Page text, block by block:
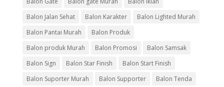
Balon Jalan Sehat
Balon Karakter
Balon Lighted Murah
Balon Pantai Murah
Balon Produk
Balon produk Murah
Balon Promosi
Balon Samsak
Balon Sign
Balon Star Finish
Balon Start Finish
Balon Suporter Murah
Balon Supporter
Balon Tenda